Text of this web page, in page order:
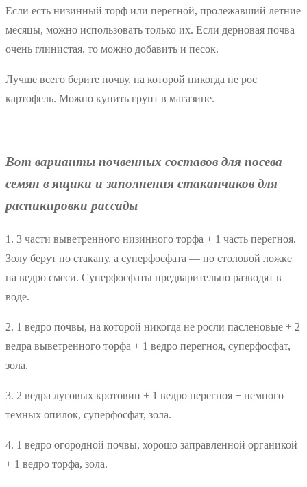
Если есть низинный торф или перегной, пролежавший летние
месяцы, можно использовать только их. Если дерновая почва
очень глинистая, то можно добавить и песок.
Лучше всего берите почву, на которой никогда не рос
картофель. Можно купить грунт в магазине.
Вот варианты почвенных составов для посева
семян в ящики и заполнения стаканчиков для
распикировки рассады
1. 3 части выветренного низинного торфа + 1 часть перегноя.
Золу берут по стакану, а суперфосфата — по столовой ложке
на ведро смеси. Суперфосфаты предварительно разводят в
воде.
2. 1 ведро почвы, на которой никогда не росли пасленовые + 2
ведра выветренного торфа + 1 ведро перегноя, суперфосфат,
зола.
3. 2 ведра луговых кротовин + 1 ведро перегноя + немного
темных опилок, суперфосфат, зола.
4. 1 ведро огородной почвы, хорошо заправленной органикой
+ 1 ведро торфа, зола.